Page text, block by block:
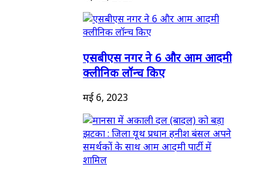
एसबीएस नगर ने 6 और आम आदमी
क्लीनिक लॉन्च किए
मई 6, 2023